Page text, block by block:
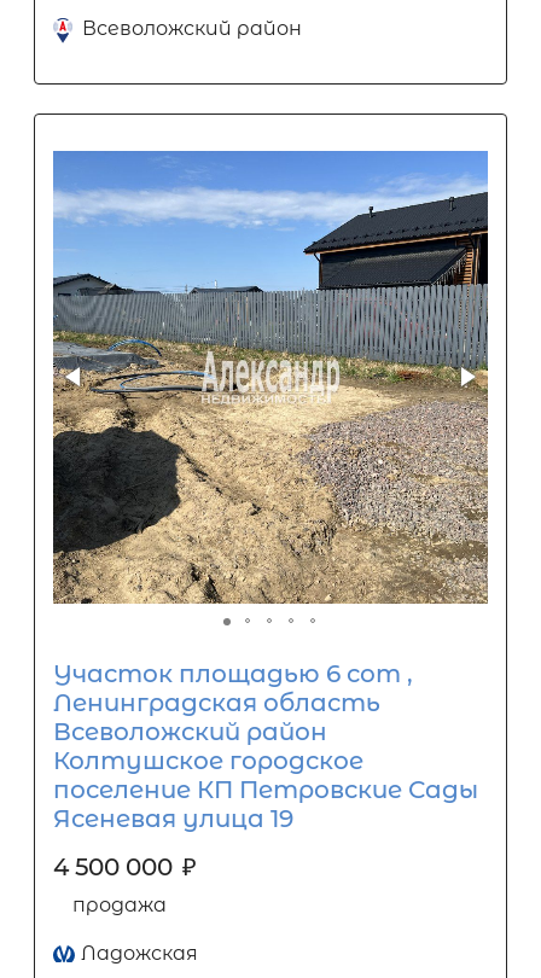
Всеволожский район
Участок площадью 6 сот ,
Ленинградская область
Всеволожский район
Колтушское городское
поселение КП Петровские Сады
Ясеневая улица 19
4 500 000 ₽
продажа
Ладожская